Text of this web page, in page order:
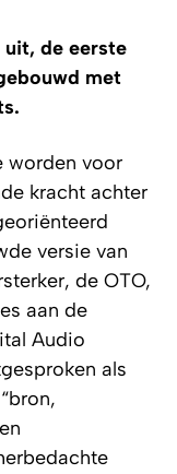
de eerste
met
worden voor
kracht achter
versie van
de OTO,
aan de
Audio
als